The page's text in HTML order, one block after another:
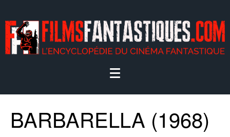
BARBARELLA (1968)